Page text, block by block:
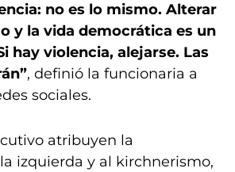
no es lo mismo. Alterar
y la vida democrática es un
hay violencia, alejarse. Las
, definió la funcionaria a
sociales.
atribuyen la
izquierda y al kirchnerismo,